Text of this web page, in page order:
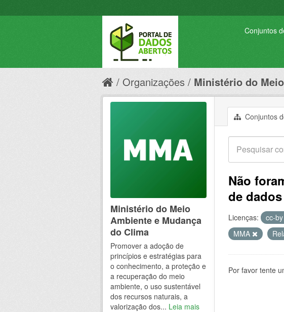
Conjuntos
Organizações Ministério do
Conjuntos
Não
de dados
Licenças: cc-by
MMA
Por favor tente
Ministério do Meio
Ambiente e Mudança
do Clima
Promover a adoção de
princípios e estratégias para
o conhecimento, a proteção e
a recuperação do meio
ambiente, o uso sustentável
dos recursos naturais, a
valorização dos... Leia mais